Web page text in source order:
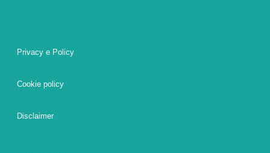
Privacy e Policy
Cookie policy
Disclaimer